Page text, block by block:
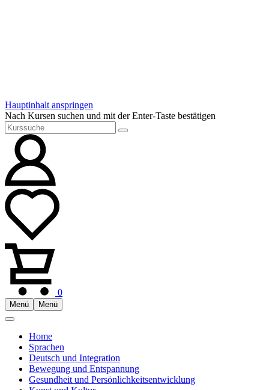
Hauptinhalt anspringen
Nach Kursen suchen und mit der Enter-Taste bestätigen
0
Menü Menü
Home
Sprachen
Deutsch und Integration
Bewegung und Entspannung
Gesundheit und Persönlichkeitsentwicklung